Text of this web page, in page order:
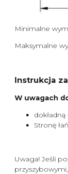
Minimalne
Maksymalne
Instrukcja
W uwagach
Stronę
Uwaga! Jeśli